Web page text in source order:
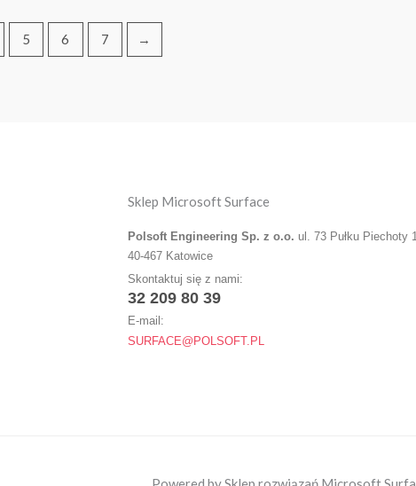
5 6 7 →
Sklep Microsoft Surface
Polsoft Engineering Sp. z o.o. ul. 73 Pułku Piechoty
40-467 Katowice
Skontaktuj się z nami:
32 209 80 39
E-mail:
SURFACE@POLSOFT.PL